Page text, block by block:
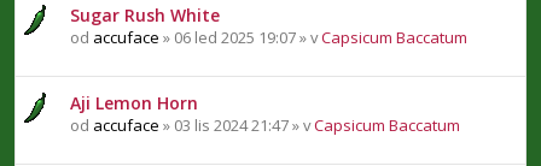
Sugar Rush White
od accuface » 06 led 2025 19:07 » vCapsicum Baccatum
Aji Lemon Horn
od accuface » 03 lis 2024 21:47 » vCapsicum Baccatum